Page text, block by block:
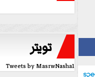
تويتر
Tweets by MasrwNasha1